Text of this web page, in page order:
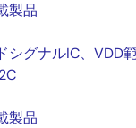
製品
シグナルIC、VDD
製品